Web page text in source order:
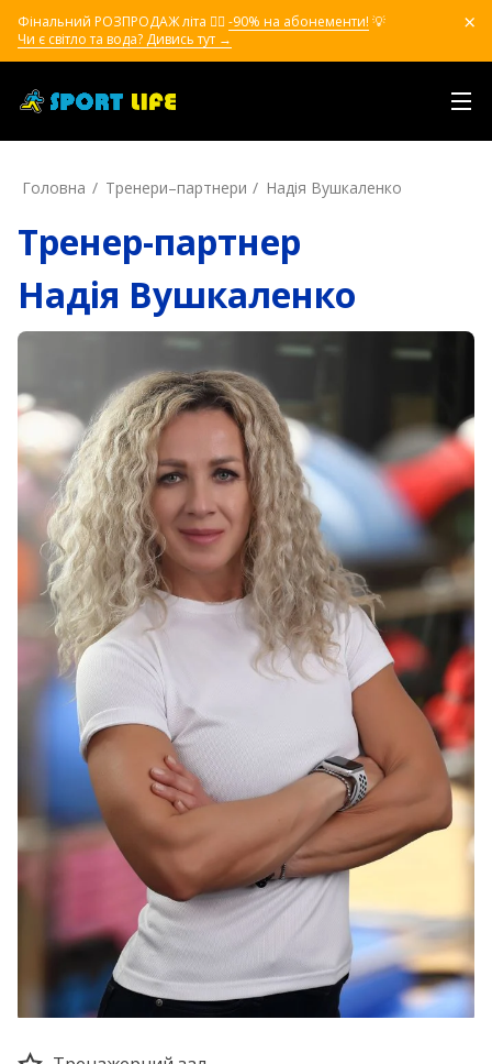
Фінальний РОЗПРОДАЖ літа ❤️‍🔥 -90% на абонементи! 💡
Чи є світло та вода? Дивись тут →
Головна Тренери–партнери Надія Вушкаленко
Тренер-партнер
Надія Вушкаленко